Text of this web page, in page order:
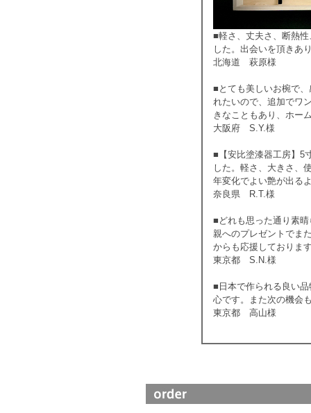
■軽さ、丈夫さ、断熱
した。出会いを頂きあ
北海道 萩原様
■とても美しいお椀で
れたいので、追加でワ
きなこともあり、ホー
大阪府 S.Y.様
■【安比塗漆器工房】5
した。軽さ、大きさ、
年変化でよい艶が出る
奈良県 R.T.様
■どれも思った通り素
親へのプレゼントでま
からも応援しておりま
東京都 S.N.様
■日本で作られる良い
心です。また次の機会
東京都 高山様